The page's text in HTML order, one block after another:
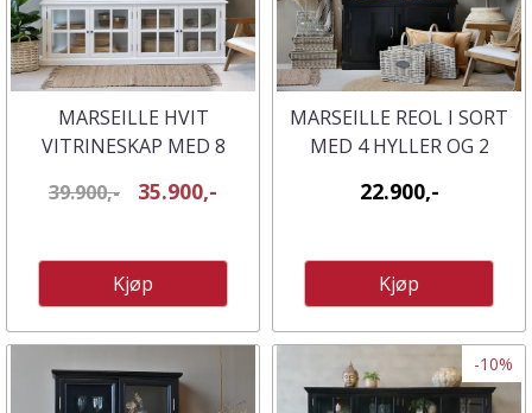
MARSEILLE HVIT
VITRINESKAP MED 8
CHIC ANTIQUE
39.900,- 35.900,-
Kjøp
MARSEILLE REOL I SORT
MED 4 HYLLER OG 2
22.900,-
Kjøp
-10%